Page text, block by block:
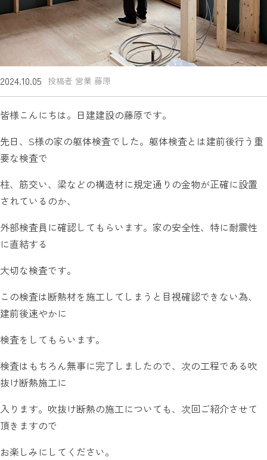
2024.10.05 投稿者 営業 藤原
皆様こんにちは。日建建設の藤原です。
先日、S様の家の躯体検査でした。躯体検査とは建前後行う重
要な検査で
柱、筋交い、梁などの構造材に規定通りの金物が正確に設置
されているのか、
外部検査員に確認してもらいます。家の安全性、特に耐震性
に直結する
大切な検査です。
この検査は断熱材を施工してしまうと目視確認できない為、
建前後速やかに
検査をしてもらいます。
検査はもちろん無事に完了しましたので、次の工程である吹
抜け断熱施工に
入ります。吹抜け断熱の施工についても、次回ご紹介させて
頂きますので
お楽しみにしてください。